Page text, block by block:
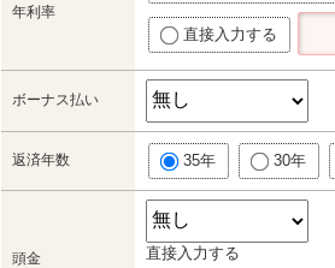
年利率
直接入力する
ボーナス払い
返済年数 35年 30年
頭金 直接入力する